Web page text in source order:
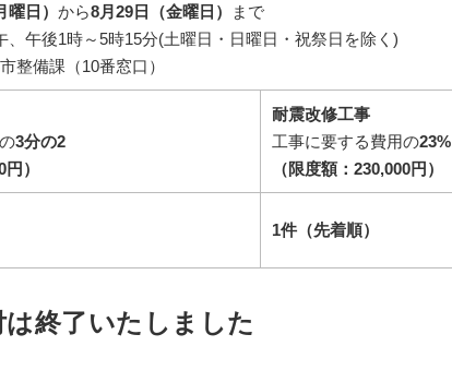
日） から8月29日（金曜日）
まで
、午後1時～5時15分(土曜日・日曜日・祝祭日を除く)
整備課（10番窓口）
3分の2
）
耐震改修工事
工事に要する費用の23%
（限度額：230,000円）
1件（先着順）
終了いたしました